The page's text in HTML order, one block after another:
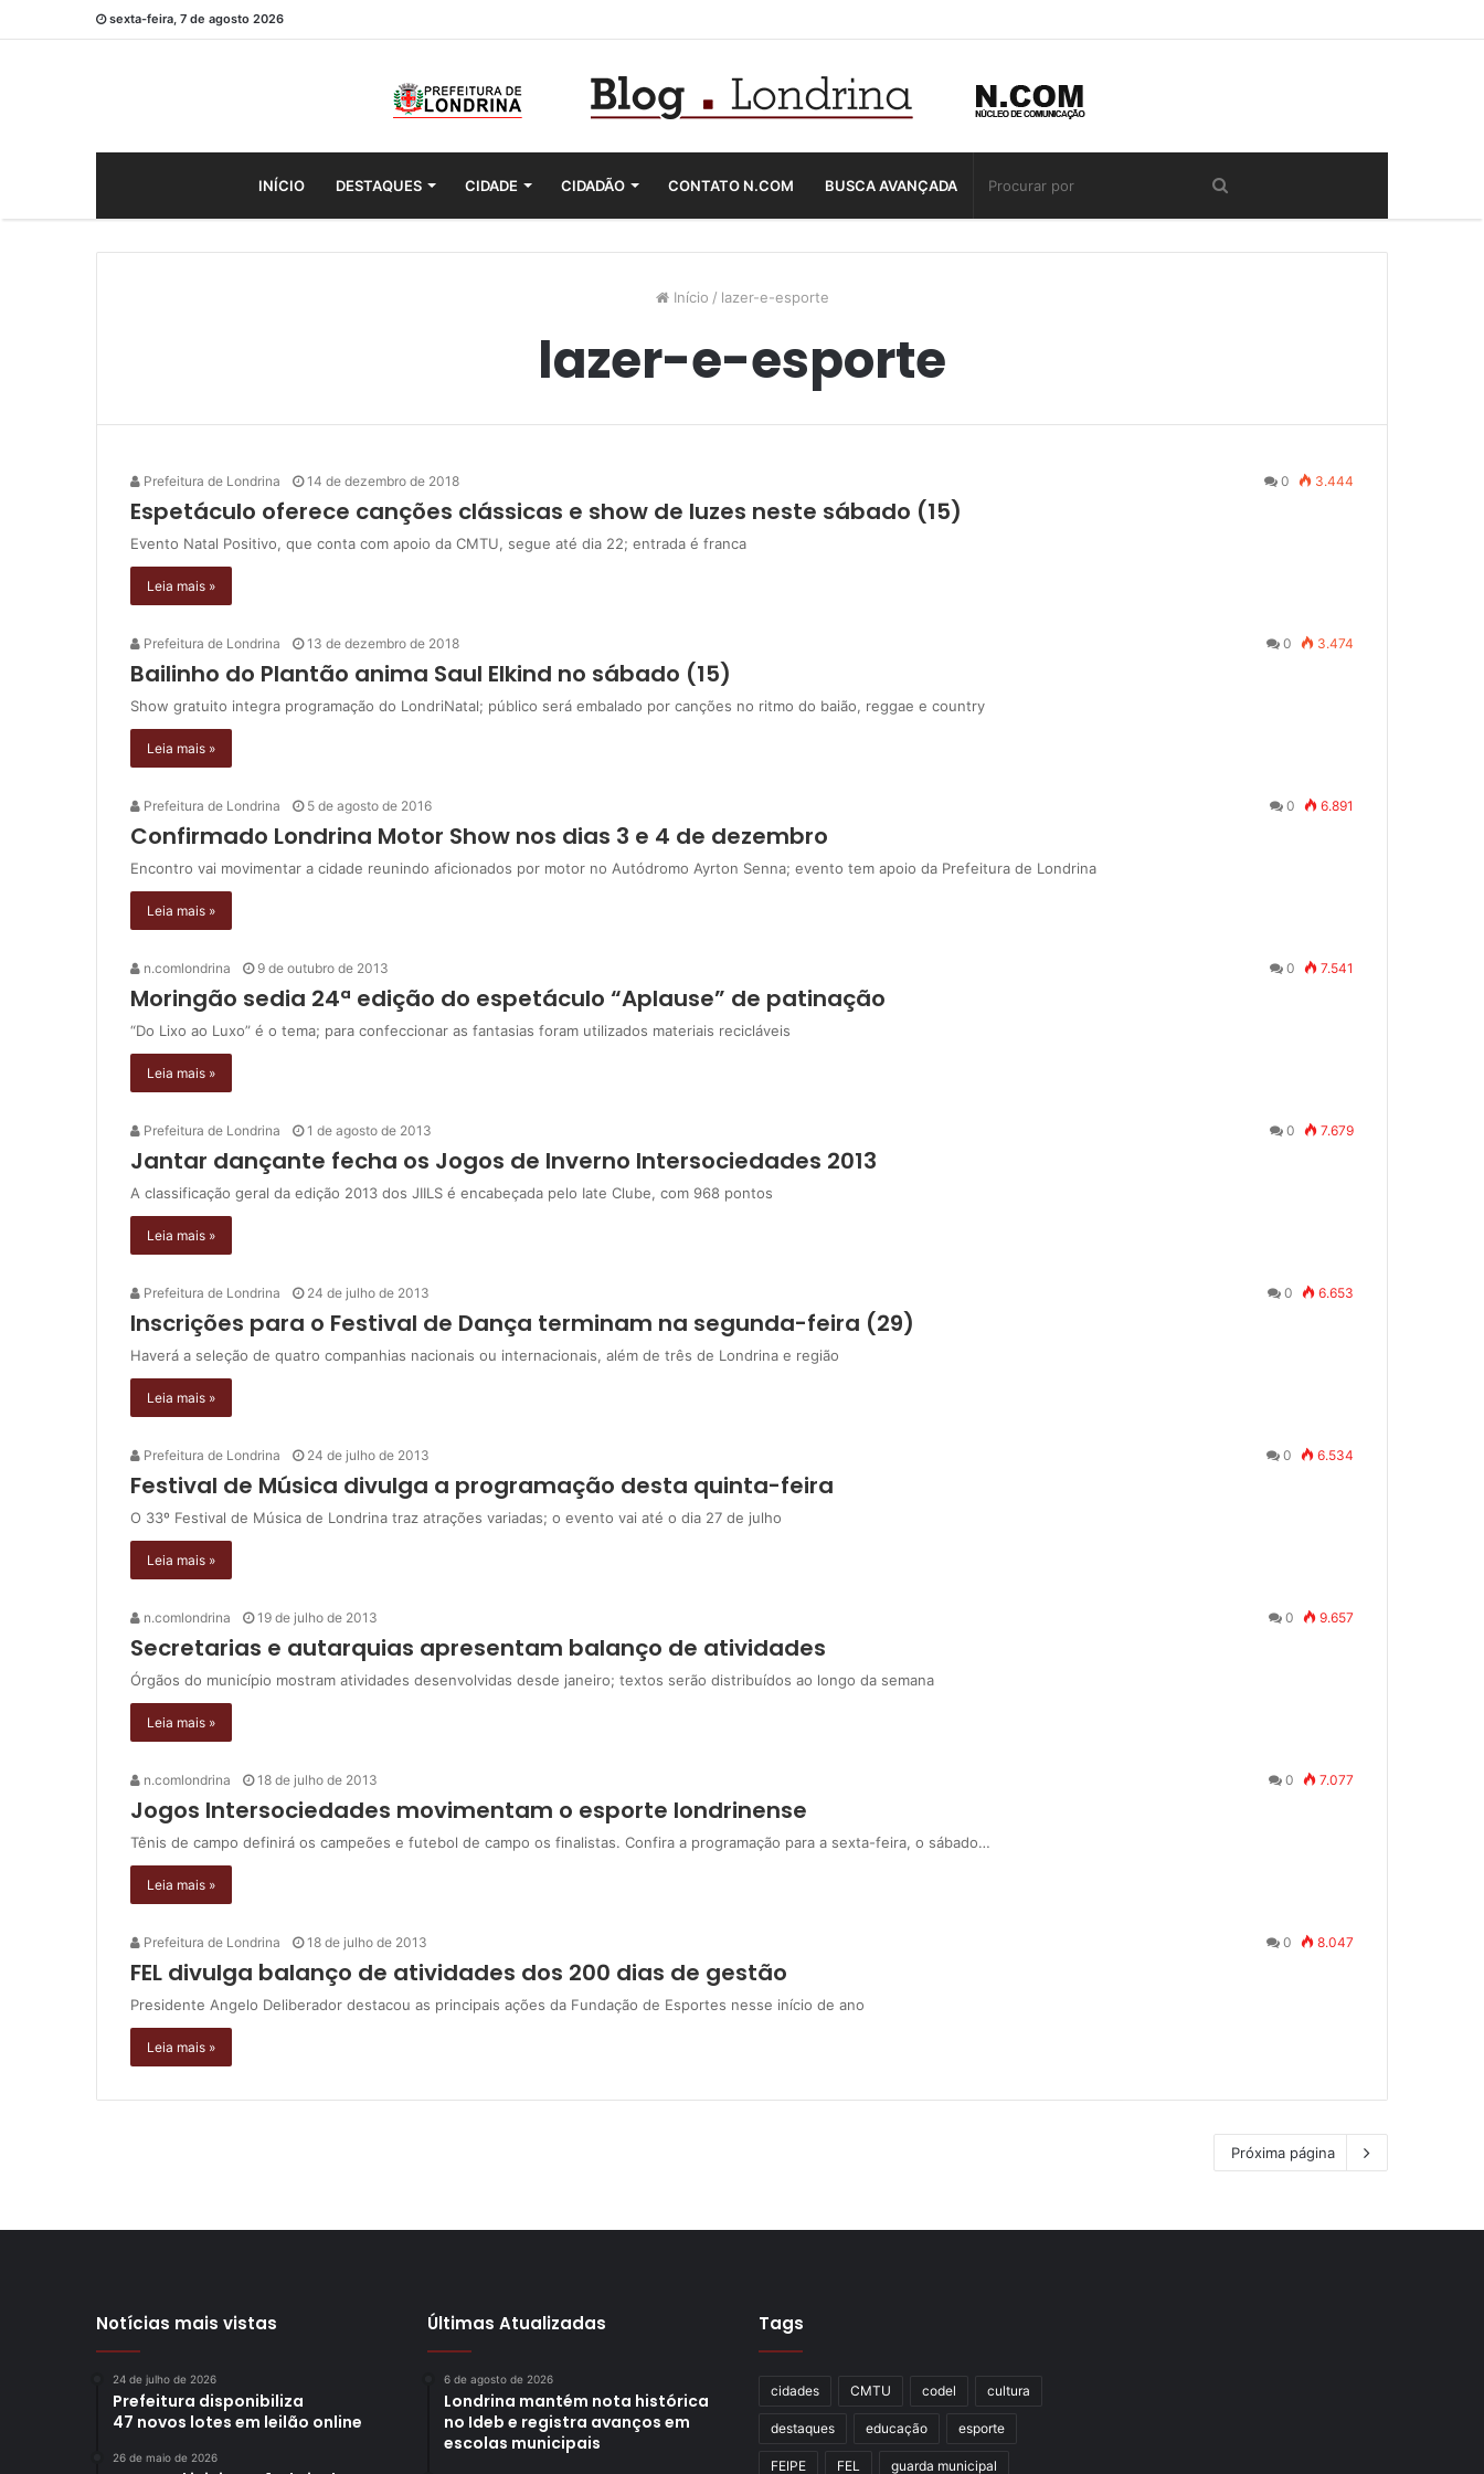
sexta-feira, 7 de agosto 2026
INÍCIO DESTAQUES CIDADE CIDADÃO CONTATO N.COM BUSCA AVANÇADA
Início / lazer-e-esporte
lazer-e-esporte
Prefeitura de Londrina 14 de dezembro de 2018 0 3.444
Espetáculo oferece canções clássicas e show de luzes neste sábado (15)
Evento Natal Positivo, que conta com apoio da CMTU, segue até dia 22; entrada é franca
Leia mais »
Prefeitura de Londrina 13 de dezembro de 2018 0 3.474
Bailinho do Plantão anima Saul Elkind no sábado (15)
Show gratuito integra programação do LondriNatal; público será embalado por canções no ritmo do baião, reggae e country
Leia mais »
Prefeitura de Londrina 5 de agosto de 2016 0 6.891
Confirmado Londrina Motor Show nos dias 3 e 4 de dezembro
Encontro vai movimentar a cidade reunindo aficionados por motor no Autódromo Ayrton Senna; evento tem apoio da Prefeitura de Londrina
Leia mais »
n.comlondrina 9 de outubro de 2013 0 7.541
Moringão sedia 24ª edição do espetáculo “Aplause” de patinação
“Do Lixo ao Luxo” é o tema; para confeccionar as fantasias foram utilizados materiais recicláveis
Leia mais »
Prefeitura de Londrina 1 de agosto de 2013 0 7.679
Jantar dançante fecha os Jogos de Inverno Intersociedades 2013
A classificação geral da edição 2013 dos JIILS é encabeçada pelo Iate Clube, com 968 pontos
Leia mais »
Prefeitura de Londrina 24 de julho de 2013 0 6.653
Inscrições para o Festival de Dança terminam na segunda-feira (29)
Haverá a seleção de quatro companhias nacionais ou internacionais, além de três de Londrina e região
Leia mais »
Prefeitura de Londrina 24 de julho de 2013 0 6.534
Festival de Música divulga a programação desta quinta-feira
O 33º Festival de Música de Londrina traz atrações variadas; o evento vai até o dia 27 de julho
Leia mais »
n.comlondrina 19 de julho de 2013 0 9.657
Secretarias e autarquias apresentam balanço de atividades
Órgãos do município mostram atividades desenvolvidas desde janeiro; textos serão distribuídos ao longo da semana
Leia mais »
n.comlondrina 18 de julho de 2013 0 7.077
Jogos Intersociedades movimentam o esporte londrinense
Tênis de campo definirá os campeões e futebol de campo os finalistas. Confira a programação para a sexta-feira, o sábado…
Leia mais »
Prefeitura de Londrina 18 de julho de 2013 0 8.047
FEL divulga balanço de atividades dos 200 dias de gestão
Presidente Angelo Deliberador destacou as principais ações da Fundação de Esportes nesse início de ano
Leia mais »
Próxima página
Notícias mais vistas
24 de julho de 2026
Prefeitura disponibiliza
47 novos lotes em leilão online
26 de maio de 2026
Últimas Atualizadas
6 de agosto de 2026
Londrina mantém nota histórica
no Ideb e registra avanços em
escolas municipais
Tags
cidades CMTU codel cultura
destaques educação esporte
FEIPE FEL guarda municipal